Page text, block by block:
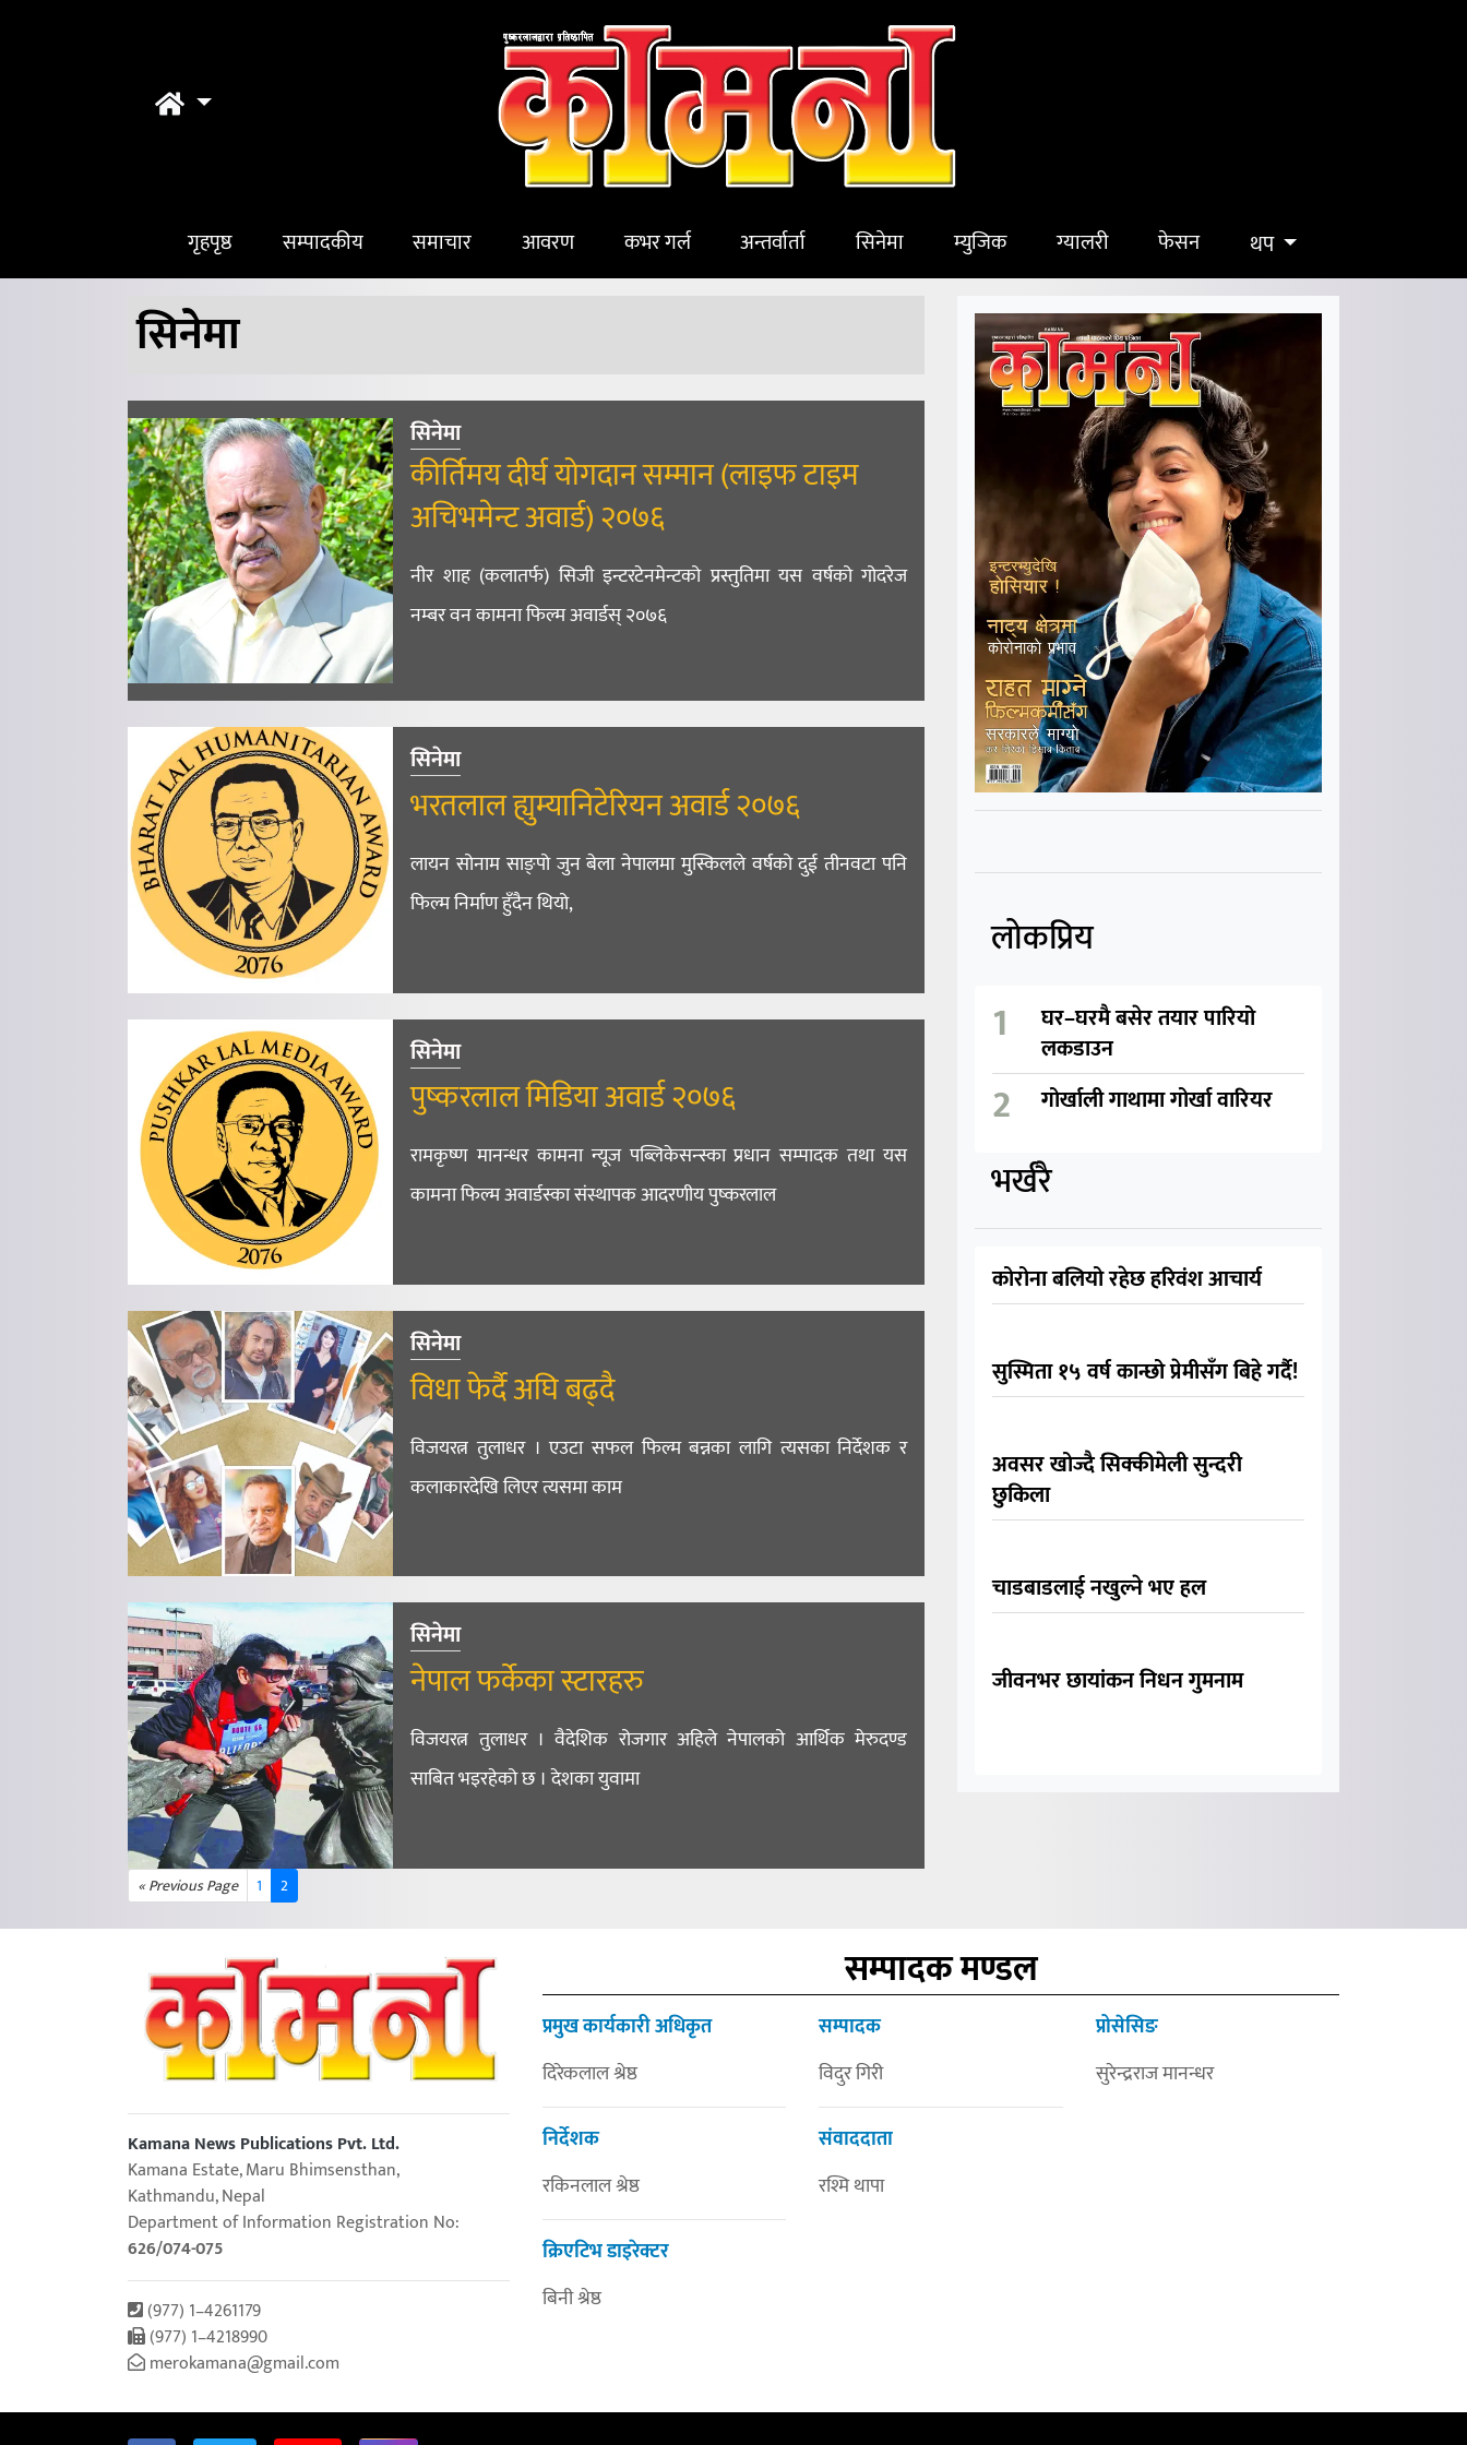
गृहपृष्ठ सम्पादकीय समाचार आवरण कभर गर्ल अन्तर्वार्ता सिनेमा म्युजिक ग्यालरी फेसन थप
सिनेमा
सिनेमा
कीर्तिमय दीर्घ योगदान सम्मान (लाइफ टाइम
अचिभमेन्ट अवार्ड) २०७६
नीर शाह (कलातर्फ) सिजी इन्टरटेनमेन्टको प्रस्तुतिमा यस वर्षको गोदरेज
नम्बर वन कामना फिल्म अवार्डस् २०७६
सिनेमा
भरतलाल ह्युम्यानिटेरियन अवार्ड २०७६
लायन सोनाम साङ्पो जुन बेला नेपालमा मुस्किलले वर्षको दुई तीनवटा पनि
फिल्म निर्माण हुँदैन थियो,
सिनेमा
पुष्करलाल मिडिया अवार्ड २०७६
रामकृष्ण मानन्धर कामना न्यूज पब्लिकेसन्स्का प्रधान सम्पादक तथा यस
कामना फिल्म अवार्डस्का संस्थापक आदरणीय पुष्करलाल
सिनेमा
विधा फेर्दै अघि बढ्दै
विजयरत्न तुलाधर । एउटा सफल फिल्म बन्नका लागि त्यसका निर्देशक र
कलाकारदेखि लिएर त्यसमा काम
सिनेमा
नेपाल फर्केका स्टारहरु
विजयरत्न तुलाधर । वैदेशिक रोजगार अहिले नेपालको आर्थिक मेरुदण्ड
साबित भइरहेको छ । देशका युवामा
« Previous Page 1 2
लोकप्रिय
घर–घरमै बसेर तयार पारियो
लकडाउन
गोर्खाली गाथामा गोर्खा वारियर
भर्खरै
कोरोना बलियो रहेछ हरिवंश आचार्य
सुस्मिता १५ वर्ष कान्छो प्रेमीसँग बिहे गर्दै!
अवसर खोज्दै सिक्कीमेली सुन्दरी
छुकिला
चाडबाडलाई नखुल्ने भए हल
जीवनभर छायांकन निधन गुमनाम
Kamana News Publications Pvt. Ltd.
Kamana Estate, Maru Bhimsensthan,
Kathmandu, Nepal
Department of Information Registration No:
626/074-075
(977) 1–4261179
(977) 1–4218990
merokamana@gmail.com
सम्पादक मण्डल
प्रमुख कार्यकारी अधिकृत
दिरेकलाल श्रेष्ठ
निर्देशक
रकिनलाल श्रेष्ठ
क्रिएटिभ डाइरेक्टर
बिनी श्रेष्ठ
सम्पादक
विदुर गिरी
संवाददाता
रश्मि थापा
प्रोसेसिङ
सुरेन्द्रराज मानन्धर